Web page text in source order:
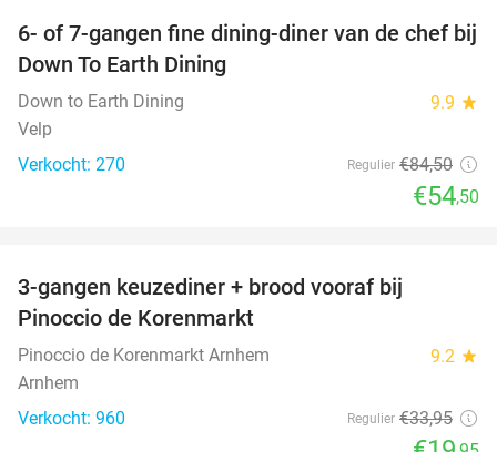
36%
6- of 7-gangen fine dining-diner van de chef bij
Down To Earth Dining
Down to Earth Dining 9.9 star
Velp
Verkocht: 270
Regulier €84,50
€54,50
3-gangen keuzediner + brood vooraf bij
Pinoccio de Korenmarkt
Pinoccio de Korenmarkt Arnhem 9.2 star
Arnhem
Verkocht: 960
Regulier €33,95